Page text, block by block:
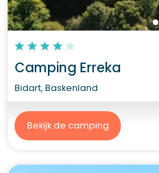
Camping Erreka
Bidart, Baskenland
Bekijk de camping